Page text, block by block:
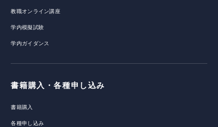
教職オンライン講座
学内模擬試験
学内ガイダンス
書籍購入・各種申し込み
書籍購入
各種申し込み